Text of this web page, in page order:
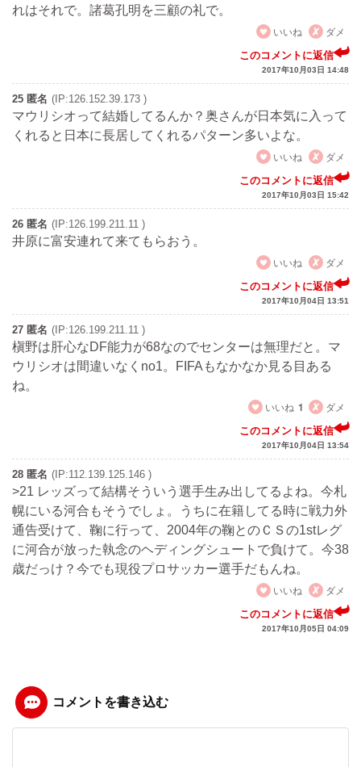
れはそれで。諸葛孔明を三顧の礼で。
いいね
ダメ
このコメントに返信
2017年10月03日 14:48
25 匿名 (IP:126.152.39.173 )
マウリシオって結婚してるんか？奥さんが日本気に入って
くれると日本に長居してくれるパターン多いよな。
いいね
ダメ
このコメントに返信
2017年10月03日 15:42
26 匿名 (IP:126.199.211.11 )
井原に富安連れて来てもらおう。
いいね
ダメ
このコメントに返信
2017年10月04日 13:51
27 匿名 (IP:126.199.211.11 )
槇野は肝心なDF能力が68なのでセンターは無理だと。マ
ウリシオは間違いなくno1。FIFAもなかなか見る目ある
ね。
いいね 1 ダメ
このコメントに返信
2017年10月04日 13:54
28 匿名 (IP:112.139.125.146 )
>21 レッズって結構そういう選手生み出してるよね。今札
幌にいる河合もそうでしょ。うちに在籍してる時に戦力外
通告受けて、鞠に行って、2004年の鞠とのＣＳの1stレグ
に河合が放った執念のヘディングシュートで負けて。今38
歳だっけ？今でも現役プロサッカー選手だもんね。
いいね
ダメ
このコメントに返信
2017年10月05日 04:09
コメントを書き込む